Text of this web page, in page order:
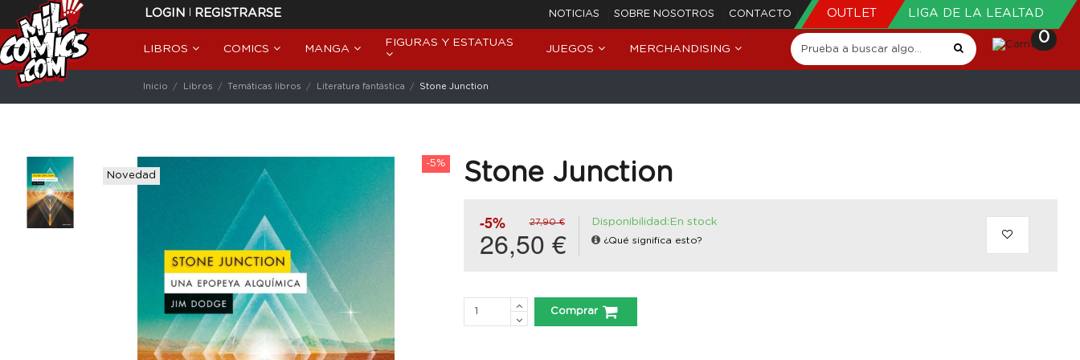
LOGIN | REGISTRARSE NOTICIAS SOBRE NOSOTROS CONTACTO OUTLET LIGA DE LA LEALTAD
LIBROS COMICS MANGA
FIGURAS Y ESTATUAS
JUEGOS MERCHANDISING
0
Inicio Libros Temáticas libros Literatura fantástica Stone Junction
-5%
Novedad
Stone Junction
-5% 27,90 €
26,50 €
Disponibilidad:En stock
¿Qué significa esto?
Comprar